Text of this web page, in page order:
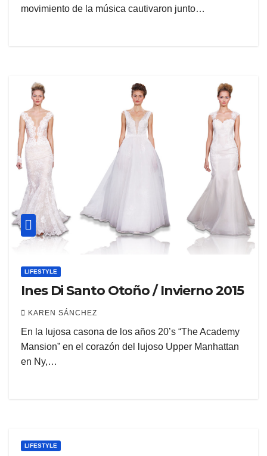
movimiento de la música cautivaron junto…
LIFESTYLE
Ines Di Santo Otoño / Invierno 2015
KAREN SÁNCHEZ
En la lujosa casona de los años 20’s “The Academy
Mansion” en el corazón del lujoso Upper Manhattan
en Ny,…
LIFESTYLE